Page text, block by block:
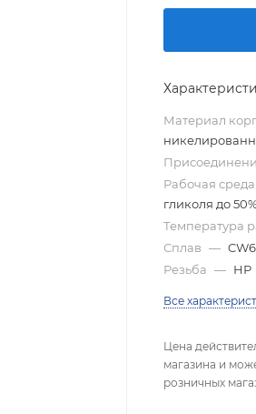
Материал
Рабочая среда
гликоля до
Температура
Сплав —
Резьба — НР
Все
Цена
магазина и
розничных